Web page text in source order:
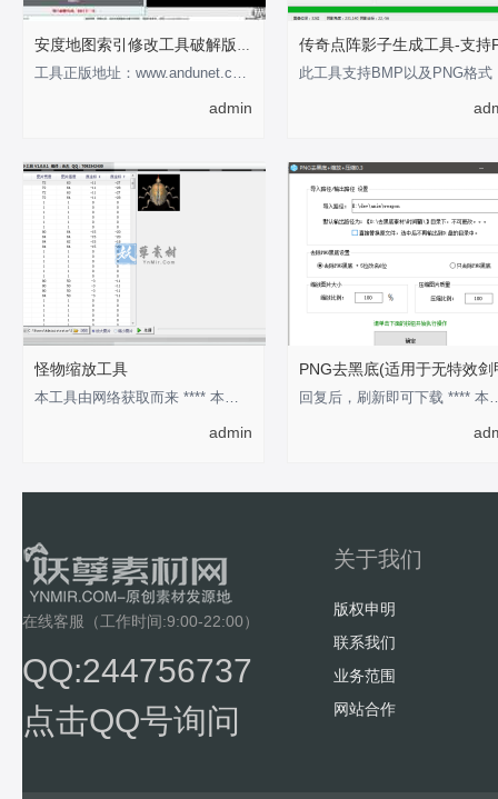
安度地图索引修改工具破解版-支持0-255
工具正版地址：www.andunet.com 制作不易，有经济基础的支持正版软件 以下为正版截
admin
怪物缩放工具
本工具由网络获取而来 **** 本内容被作者隐藏 ****
admin
PNG去黑底(适用于无特效剑
回复后，刷新即可
在线客服（工作时间:9:00-22:00）
QQ:244756737
点击QQ号询问
关于我们
版权申明
联系我们
业务范围
网站合作